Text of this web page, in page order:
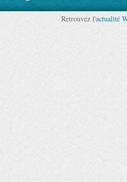
Retrouvez l'actualité